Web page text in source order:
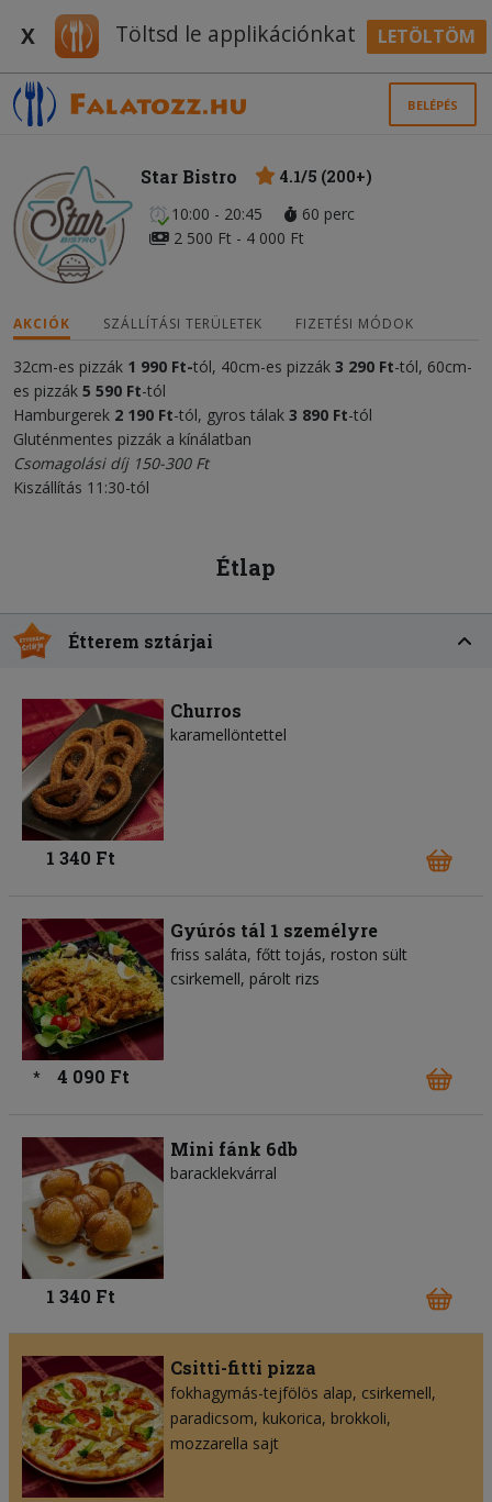
X Töltsd le applikációnkat LETÖLTÖM
BELÉPÉS
Star Bistro
4.1/5 (200+)
10:00 - 20:45
60 perc
2 500 Ft - 4 000 Ft
AKCIÓK SZÁLLÍTÁSI TERÜLETEK FIZETÉSI MÓDOK
32cm-es pizzák 1 990 Ft-tól, 40cm-es pizzák 3 290 Ft-tól, 60cm-
es pizzák 5 590 Ft-tól
Hamburgerek 2 190 Ft-tól, gyros tálak 3 890 Ft-tól
Gluténmentes pizzák a kínálatban
Csomagolási díj 150-300 Ft
Kiszállítás 11:30-tól
Étlap
Étterem sztárjai
Churros
karamellöntettel
1 340 Ft
Gyúrós tál 1 személyre
friss saláta, főtt tojás, roston sült
csirkemell, párolt rizs
* 4 090 Ft
Mini fánk 6db
baracklekvárral
1 340 Ft
Csitti-fitti pizza
fokhagymás-tejfölös alap csirkemell
paradicsom kukorica brokkoli
mozzarella sajt